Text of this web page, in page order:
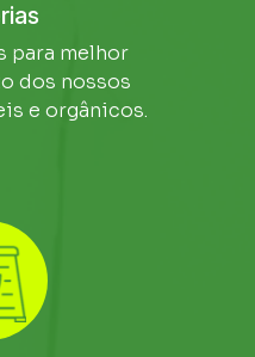
para melhor
dos nossos
e orgânicos.